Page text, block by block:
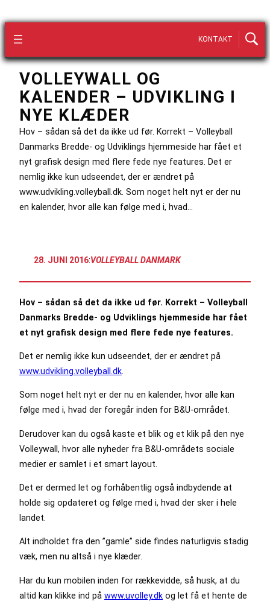
KONTAKT
VOLLEYWALL OG
KALENDER – UDVIKLING I
NYE KLÆDER
Hov – sådan så det da ikke ud før. Korrekt – Volleyball
Danmarks Bredde- og Udviklings hjemmeside har fået et
nyt grafisk design med flere fede nye features. Det er
nemlig ikke kun udseendet, der er ændret på
www.udvikling.volleyball.dk. Som noget helt nyt er der nu
en kalender, hvor alle kan følge med i, hvad…
28. JUNI 2016:VOLLEYBALL DANMARK
Hov – sådan så det da ikke ud før. Korrekt – Volleyball
Danmarks Bredde- og Udviklings hjemmeside har fået
et nyt grafisk design med flere fede nye features.
Det er nemlig ikke kun udseendet, der er ændret på
www.udvikling.volleyball.dk.
Som noget helt nyt er der nu en kalender, hvor alle kan
følge med i, hvad der foregår inden for B&U-området.
Derudover kan du også kaste et blik og et klik på den nye
Volleywall, hvor alle nyheder fra B&U-områdets sociale
medier er samlet i et smart layout.
Det er dermed let og forhåbentlig også indbydende at
holde sig opdateret og følge med i, hvad der sker i hele
landet.
Alt indholdet fra den ”gamle” side findes naturligvis stadig
væk, men nu altså i nye klæder.
Har du kun mobilen inden for rækkevidde, så husk, at du
altid kan klikke ind på www.uvolley.dk og let få et hente de